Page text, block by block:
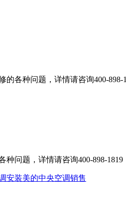
各种问题，详情请咨询400-898-
问题，详情请咨询400-898-1819
安装美的中央空调销售